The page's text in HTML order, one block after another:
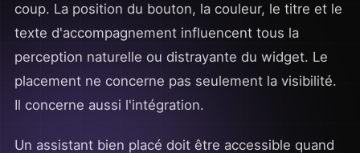
coup. La position du bouton, la couleur, le titre et le
texte d'accompagnement influencent tous la
perception naturelle ou distrayante du widget. Le
placement ne concerne pas seulement la visibilité.
Il concerne aussi l'intégration.
Un assistant bien placé doit être accessible quand